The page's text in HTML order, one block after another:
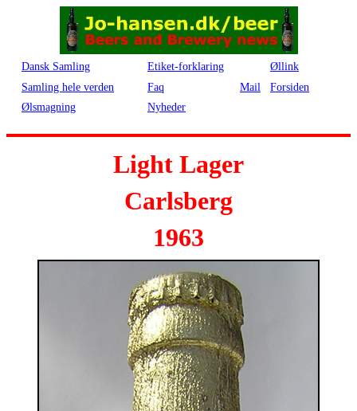
Dansk Samling Etiket-forklaring
Øllink
Samling hele verden
Faq Mail
Forsiden
Ølsmagning
Nyheder
Light Lager
Carlsberg
1963